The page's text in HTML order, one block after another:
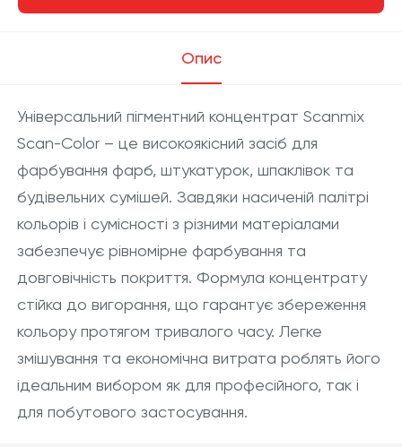
Опис
Універсальний пігментний концентрат Scanmix
Scan-Color – це високоякісний засіб для
фарбування фарб, штукатурок, шпаклівок та
будівельних сумішей. Завдяки насиченій палітрі
кольорів і сумісності з різними матеріалами
забезпечує рівномірне фарбування та
довговічність покриття. Формула концентрату
стійка до вигорання, що гарантує збереження
кольору протягом тривалого часу. Легке
змішування та економічна витрата роблять його
ідеальним вибором як для професійного, так і
для побутового застосування.